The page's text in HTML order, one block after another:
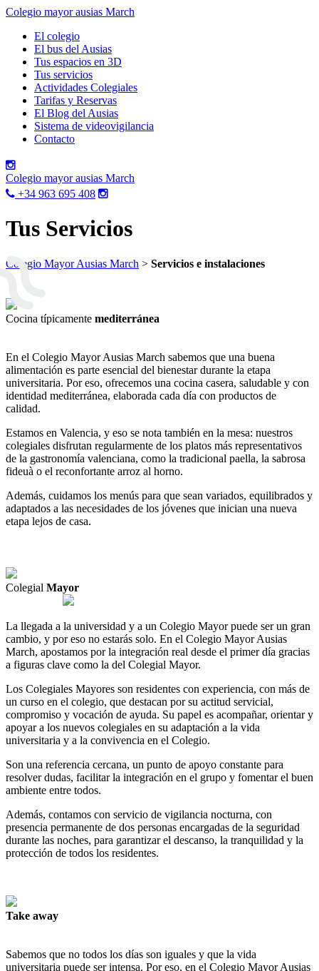
Colegio mayor ausias March
El colegio
El bus del Ausias
Tus espacios en 3D
Tus servicios
Actividades Colegiales
Tarifas y Reservas
El Blog del Ausias
Sistema de videovigilancia
Contacto
Colegio mayor ausias March
+34 963 695 408
Tus Servicios
Colegio Mayor Ausias March > Servicios e instalaciones
Cocina típicamente mediterránea
En el Colegio MayorAusias March sabemos que una buena
alimentación es parte esencial del bienestardurante la etapa
universitaria. Poreso, ofrecemos una cocina casera, saludable y con
identidad mediterránea, elaborada cada día con productos de
calidad.
Estamos en Valencia, y eso se nota también en la mesa: nuestros
colegiales disfrutan regularmente de los platos más representativos
de la gastronomía valenciana, como la tradicional paella, la sabrosa
fideuà o el reconfortante arroz al horno.
Además, cuidamos los menús para que sean variados, equilibrados y
adaptados a las necesidades de los jóvenes que inician una nueva
etapa lejos de casa.
Colegial Mayor
La llegada a la universidad y a un Colegio Mayorpuede serun gran
cambio, y poreso no estarás solo. En el Colegio MayorAusias
March, apostamos porla integración real desde el primerdía gracias
a figuras clave como la del Colegial Mayor.
Los Colegiales Mayores son residentes con experiencia, con más de
un curso en el colegio, que destacan porsu actitud servicial,
compromiso y vocación de ayuda. Su papel es acompañar, orientary
apoyara los nuevos colegiales en su adaptación a la vida
universitaria y a la convivencia en el Colegio.
Son una referencia cercana, un punto de apoyo constante para
resolverdudas, facilitarla integración en el grupo y fomentarel buen
ambiente entre todos.
Además, contamos con servicio de vigilancia nocturna, con
presencia permanente de dos personas encargadas de la seguridad
durante las noches, para garantizarel descanso, la tranquilidad y la
protección de todos los residentes.
Take away
Sabemos que no todos los días son iguales y que la vida
universitaria puede serintensa. Poreso, en el Colegio MayorAusias